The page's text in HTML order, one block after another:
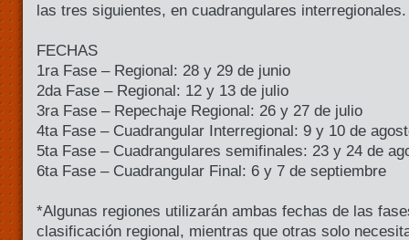
las tres siguientes, en cuadrangulares
FECHAS
1ra Fase – Regional: 28 y 29 de junio
2da Fase – Regional: 12 y 13 de julio
3ra Fase – Repechaje Regional: 26 y 27 de julio
4ta Fase – Cuadrangular Interregional: 9 y 10 de
5ta Fase – Cuadrangulares semifinales: 23 y 24 de
6ta Fase – Cuadrangular Final: 6 y 7 de septiembre
*Algunas regiones utilizarán ambas fechas de las
clasificación regional, mientras que otras solo